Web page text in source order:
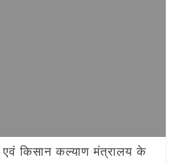
एवं किसान कल्याण मंत्रालय के